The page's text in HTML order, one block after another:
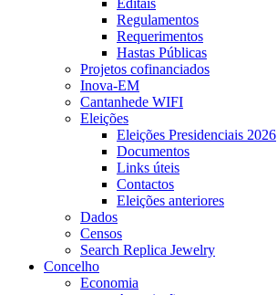
Editais
Regulamentos
Requerimentos
Hastas Públicas
Projetos cofinanciados
Inova-EM
Cantanhede WIFI
Eleições
Eleições Presidenciais 2026
Documentos
Links úteis
Contactos
Eleições anteriores
Dados
Censos
Search Replica Jewelry
Concelho
Economia